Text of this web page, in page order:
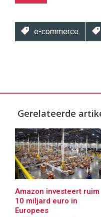
e-commerce
Commercehttps://
9654
Gerelateerde
Amazon investeert ruim
10 miljard euro in
Europees